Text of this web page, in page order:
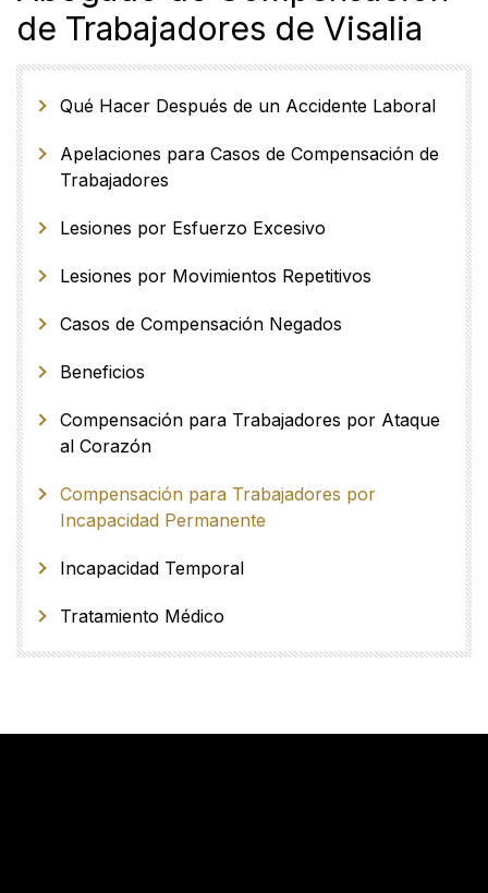
de Trabajadores de Visalia
Qué Hacer Después de un Accidente Laboral
Apelaciones para Casos de Compensación de
Trabajadores
Lesiones por Esfuerzo Excesivo
Lesiones por Movimientos Repetitivos
Casos de Compensación Negados
Beneficios
Compensación para Trabajadores por Ataque
al Corazón
Compensación para Trabajadores por
Incapacidad Permanente
Incapacidad Temporal
Tratamiento Médico